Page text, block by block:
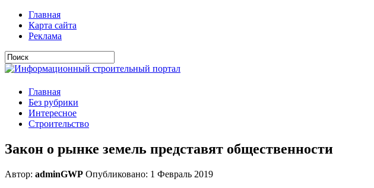
Главная
Карта сайта
Реклама
Главная
Без рубрики
Интересное
Строительство
Закон о рынке земель представят общественности
Автор: adminGWP Опубликовано: 1 Февраль 2019